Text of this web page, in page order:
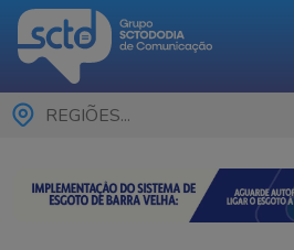
REGIÕES...